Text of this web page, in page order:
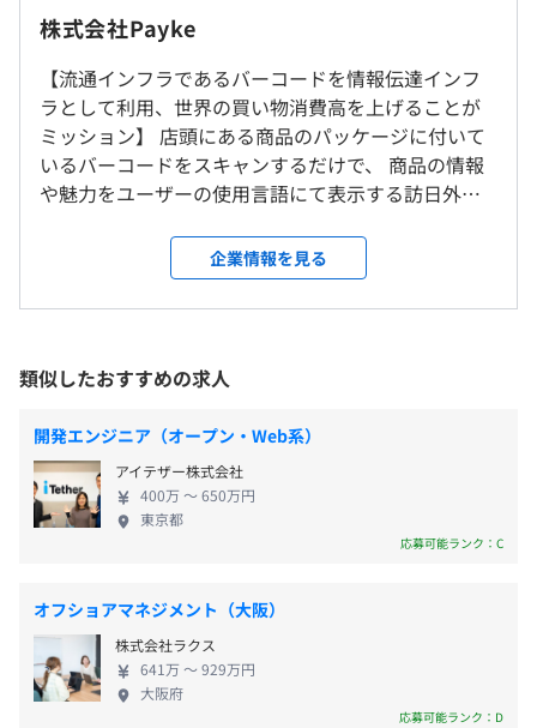
・Android：
https://play.google.com/store/apps/details?
id=jp.co.payke.Payke1
・Paykeタブレット：アプリが利用できない環境でも、商
品情報を閲覧できるタブレットです。
・Paykeタブレット：https://payke.co.jp/retail
・Payke管理画面：メーカー用、小売店用、飲食店用、施
設用、パートナー用、運営用など複数の管理画面がありま
書籍購入、社外勉強会・カンファレンス参加費用は、必要
Mac（マシンやスペック指定可、外部ディスプレイ支給）
プロジェクトごとに選択
・週３日のリモートワークを導入
・月、木：出社
・火、水、金：リモートワーク
※転勤はありません。
就業場所の変更範囲
＜雇入時＞
会社の定める場所（テレワークを行う場所を含む）
従業員に対する受動喫煙対策：あり
・都営地下鉄浅草線・京急本線「泉岳寺駅」A3出口より
歩9分
10：00〜19：00
休憩時間：休憩60分 ※昼食時間は業務の都合により各々
の自主性に任せています
平均残業時間：平均10-20時間／月
・有給休暇（入社半年後に10日付与）
・介護休暇
・子の看護休暇
・年末年始休暇
通勤交通費支給
株式会社Payke
【流通インフラであるバーコードを情報伝達インフ
ラとして利用、世界の買い物消費高を上げることが
ミッション】 店頭にある商品のパッケージに付いて
いるバーコードをスキャンするだけで、 商品の情報
や魅力をユーザーの使用言語にて表示する訪日外国
日外国人観光客を中心に口コミ・SNSなどで話題を
集め、ユーザー数を急速に伸ばしています。 商品の
魅力を「価値」と捉え、それらを訪日外国人に届け
「価値の流通」を最適化することで、世界の買い物
消費高を上げるをミッションにしています。 流通す
るほとんどの商品パッケージに印刷されているバー
コード（JANコード）は、 13桁の数字の組み合わせ
で、国やメーカー名、品目などの情報を読み取るこ
とができます。 一般的に流通管理の目的で使用され
ますが、Paykeはこれを消費者が直接利用する新たな
際の活用機会のギャップに注目し、新たな利用価値
を発見しました。 弊社代表の古田は、大学在学中に
中国や台湾との貿易や商品販売を手掛けていまし
た。 国内の商店に外国人をアテンドする機会も多
く、その際に、様々な商品を指さしながら "これは
企業情報を見る
類似したおすすめの求人
開発エンジニア（オープン・Web系）
アイテザー株式会社
400万 〜 650万円
東京都
応募可能ランク：C
オフショアマネジメント（大阪）
株式会社ラクス
641万 〜 929万円
大阪府
応募可能ランク：D